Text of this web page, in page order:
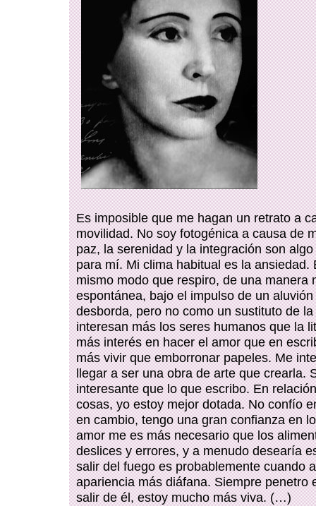
Es imposible que me hagan un retrato a
movilidad. No soy fotogénica a causa de
paz, la serenidad y la integración son
para mí. Mi clima habitual es la ansiedad.
mismo modo que respiro, de una manera
espontánea, bajo el impulso de un
desborda, pero no como un sustituto de
interesan más los seres humanos que la
más interés en hacer el amor que en
más vivir que emborronar papeles. Me
llegar a ser una obra de arte que crearla.
interesante que lo que escribo. En
cosas, yo estoy mejor dotada. No confío
en cambio, tengo una gran confianza en
amor me es más necesario que los
deslices y errores, y a menudo desearía
salir del fuego es probablemente cuando
apariencia más diáfana. Siempre penetro
salir de él, estoy mucho más viva. (…)